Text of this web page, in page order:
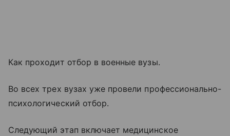
Как проходит отбор в военные вузы.
Во всех трех вузах уже провели профессионально-
психологический отбор.
Следующий этап включает медицинское